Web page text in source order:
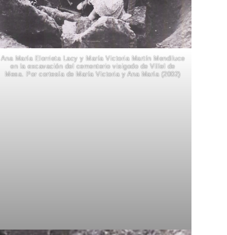
Ana María Elorrieta Lacy y María Victoria Martín Mendiluce
en la excavación del cementerio visigodo de Villel de
Mesa. Por cortesía de María Victoria y Ana María (2002)